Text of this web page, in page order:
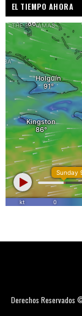
EL TIEMPO AHORA
Derechos Reservados